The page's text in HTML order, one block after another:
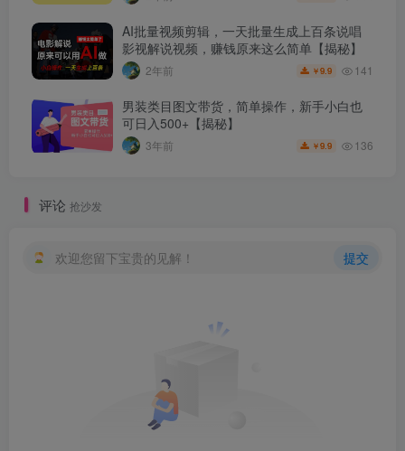
AI批量视频剪辑，一天批量生成上百条说唱
影视解说视频，赚钱原来这么简单【揭秘】
2年前 ￥9.9 141
男装类目图文带货，简单操作，新手小白也
可日入500+【揭秘】
3年前 ￥9.9 136
评论 抢沙发
欢迎您留下宝贵的见解！ 提交